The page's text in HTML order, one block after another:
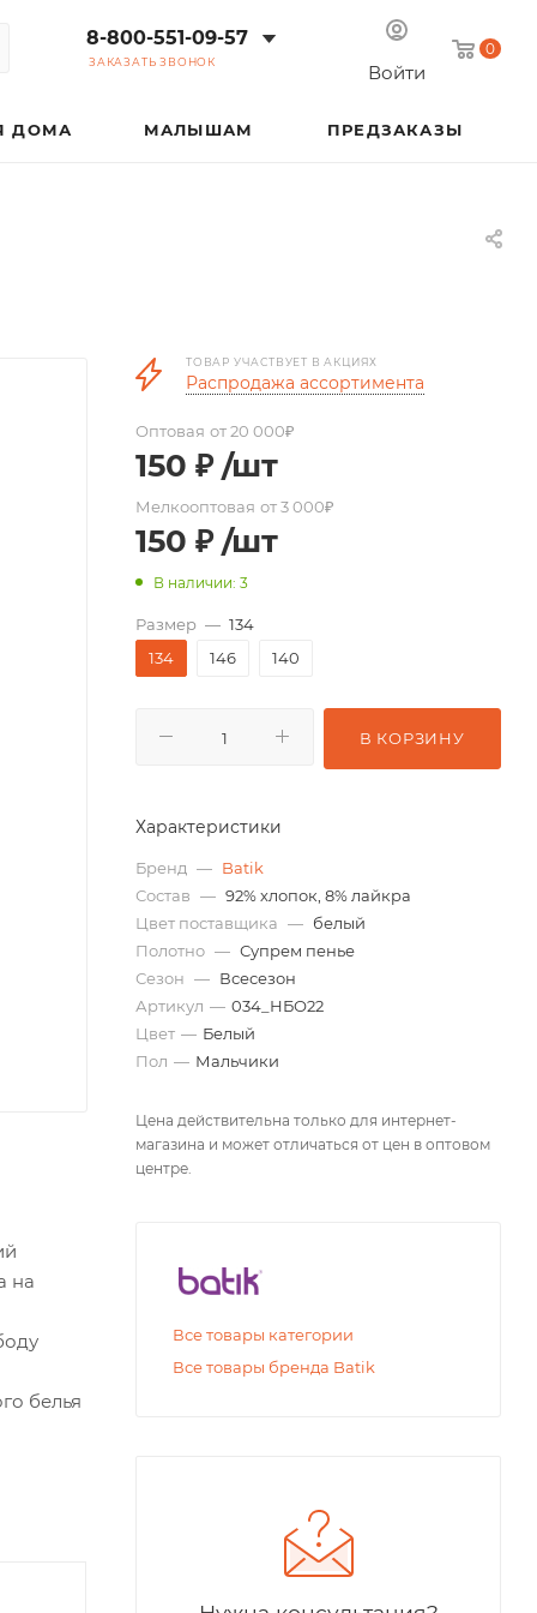
0
Войти
8-800-551-09-57
ЗАКАЗАТЬ ЗВОНОК
ДОМА МАЛЫШАМ ПРЕДЗАКАЗЫ
на
белья
Бриджи для
ТОВАР УЧАСТВУЕТ В АКЦИЯХ
Распродажа ассортимента
Оптовая от 20 000₽
150 ₽ /шт
Мелкооптовая от 3 000₽
150 ₽ /шт
В наличии: 3
Размер — 134
134
146 140
В КОРЗИНУ
Характеристики
Бренд — Batik
Состав — 92% хлопок, 8% лайкра
Цвет поставщика — белый
Полотно — Супрем пенье
Сезон — Всесезон
Артикул — 034_НБО22
Цвет — Белый
Пол — Мальчики
Цена действительна только для интернет-
магазина и может отличаться от цен в оптовом
центре.
Все товары категории
Все товары бренда Batik